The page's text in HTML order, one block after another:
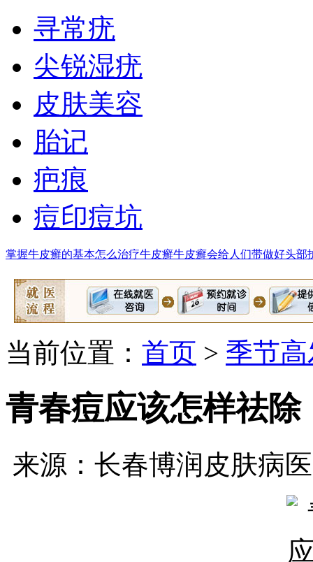
寻常疣
尖锐湿疣
皮肤美容
胎记
疤痕
痘印痘坑
掌握牛皮癣的基本怎么治疗牛皮癣牛皮癣会给人们带做好头部
当前位置： 首页 > 季节
青春痘应该怎样祛除
来源：长春博润皮肤病